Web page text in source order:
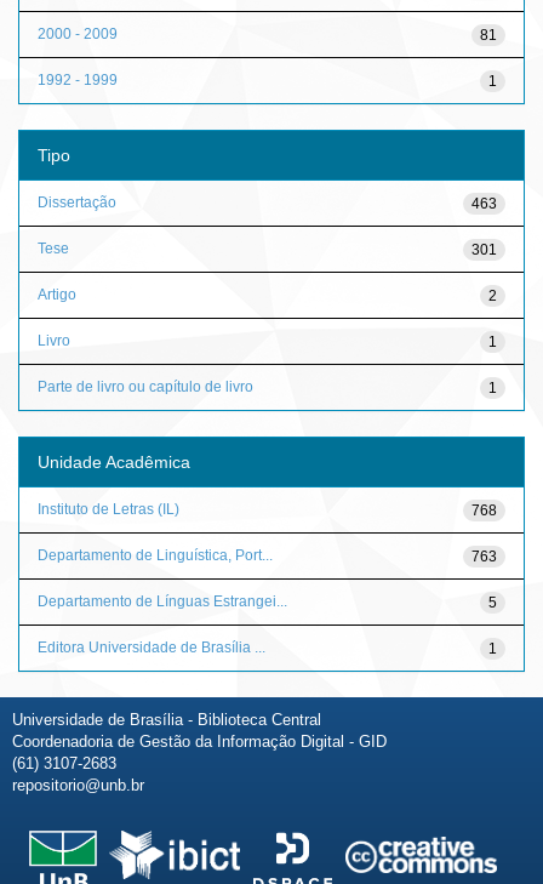
81
2000 - 2009
1
1992 - 1999
Tipo
463
Dissertação
301
Tese
2
Artigo
1
Livro
1
Parte de livro ou capítulo de livro
Unidade Acadêmica
768
Instituto de Letras (IL)
763
Departamento de Linguística, Port...
5
Departamento de Línguas Estrangei...
1
Editora Universidade de Brasília ...
Universidade de Brasília - Biblioteca Central
Coordenadoria de Gestão da Informação Digital - GID
(61) 3107-2683
repositorio@unb.br